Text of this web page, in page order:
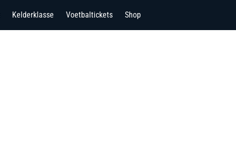
Kelderklasse Voetbaltickets Shop